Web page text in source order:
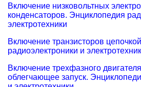
Включение низковольтных
конденсаторов. Энциклопедия
электротехники
Включение транзисторов
радиоэлектроники и
Включение трехфазного
облегчающее запуск.